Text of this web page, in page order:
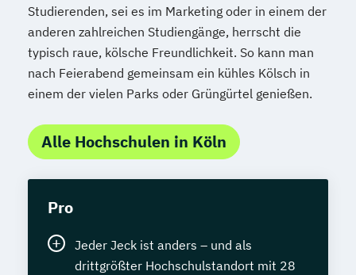
Studierenden, sei es im Marketing oder in einem der
anderen zahlreichen Studiengänge, herrscht die
typisch raue, kölsche Freundlichkeit. So kann man
nach Feierabend gemeinsam ein kühles Kölsch in
einem der vielen Parks oder Grüngürtel genießen.
Alle Hochschulen in Köln
Pro
Jeder Jeck ist anders – und als
drittgrößter Hochschulstandort mit 28